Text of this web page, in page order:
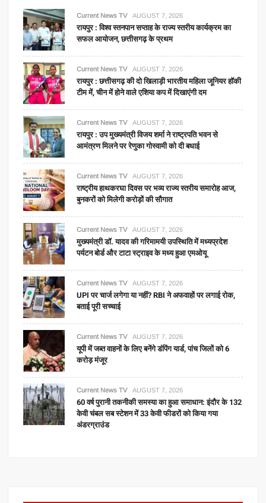
Current News TV AUGUST 7, 2026
रायपुर : विश्व स्तनपान सप्ताह के राज्य स्तरीय कार्यक्रम का
सफल आयोजन, छत्तीसगढ़ के प्रथम
Current News TV AUGUST 7, 2026
रायपुर : छत्तीसगढ़ की दो खिलाड़ी भारतीय महिला जूनियर हॉकी
टीम में, चीन में होने वाले एशिया कप में दिखाएंगी दम
Current News TV AUGUST 7, 2026
रायपुर : उप मुख्यमंत्री विजय शर्मा ने राष्ट्रपति भवन से
आमंत्रण मिलने पर रेणुका गोस्वामी को दी बधाई
Current News TV AUGUST 7, 2026
राष्ट्रीय हाथकरघा दिवस पर भव्य राज्य स्तरीय समारोह आज,
बुनकरों को मिलेगी करोड़ों की सौगात
Current News TV AUGUST 7, 2026
मुख्यमंत्री डॉ. यादव की गरिमामयी उपस्थिति में मध्यप्रदेश
पर्यटन बोर्ड और टाटा स्ट्राइव के मध्य हुआ एमओयू
Current News TV AUGUST 7, 2026
UPI पर चार्ज लगेगा या नहीं? RBI ने अफवाहों पर लगाई रोक,
बताई पूरी सच्चाई
Current News TV AUGUST 7, 2026
यूपी में जब्त वाहनों के लिए बनेंगे डंपिंग यार्ड, पांच जिलों को 6
करोड़ मंजूर
Current News TV AUGUST 7, 2026
60 वर्ष पुरानी तकनीकी समस्या का हुआ समाधान: इंदौर के 132
केवी चंबल सब स्टेशन में 33 केवी फीडरों को किया गया
अंडरग्राउंड